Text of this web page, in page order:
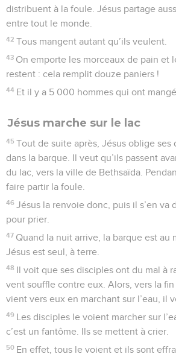
distribuent à la foule. Jésus partage
entre tout le monde.
42 Tous mangent autant qu’ils veulent.
43 On emporte les morceaux de pain et
restent : cela remplit douze paniers !
44 Et il y a 5 000 hommes qui ont mangé.
Jésus marche sur le lac
45 Tout de suite après, Jésus oblige ses
dans la barque. Il veut qu’ils passent
du lac, vers la ville de Bethsaïda.
faire partir la foule.
46 Jésus la renvoie donc, puis il s’en va
pour prier.
47 Quand la nuit arrive, la barque est au
Jésus est seul, à terre.
48 Il voit que ses disciples ont du mal à
vent souffle contre eux. Alors, vers la
vient vers eux en marchant sur l’eau, il
49 Les disciples le voient marcher sur
c’est un fantôme. Ils se mettent à crier.
50 En effet, tous le voient et ils sont